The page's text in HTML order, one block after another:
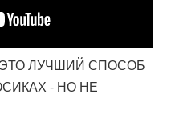
ЭТО ЛУЧШИЙ СПОСОБ
- НО НЕ